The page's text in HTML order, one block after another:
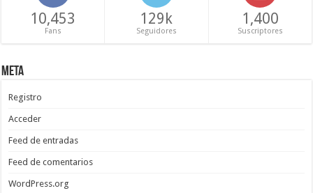
10,453
Fans
129k
Seguidores
1,400
Suscriptores
Meta
Registro
Acceder
Feed de entradas
Feed de comentarios
WordPress.org